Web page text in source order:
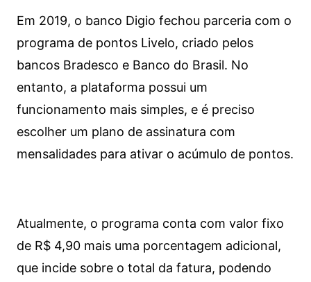
Em 2019, o banco Digio fechou parceria com o
programa de pontos Livelo, criado pelos
bancos Bradesco e Banco do Brasil. No
entanto, a plataforma possui um
funcionamento mais simples, e é preciso
escolher um plano de assinatura com
mensalidades para ativar o acúmulo de pontos.
Atualmente, o programa conta com valor fixo
de R$ 4,90 mais uma porcentagem adicional,
que incide sobre o total da fatura, podendo